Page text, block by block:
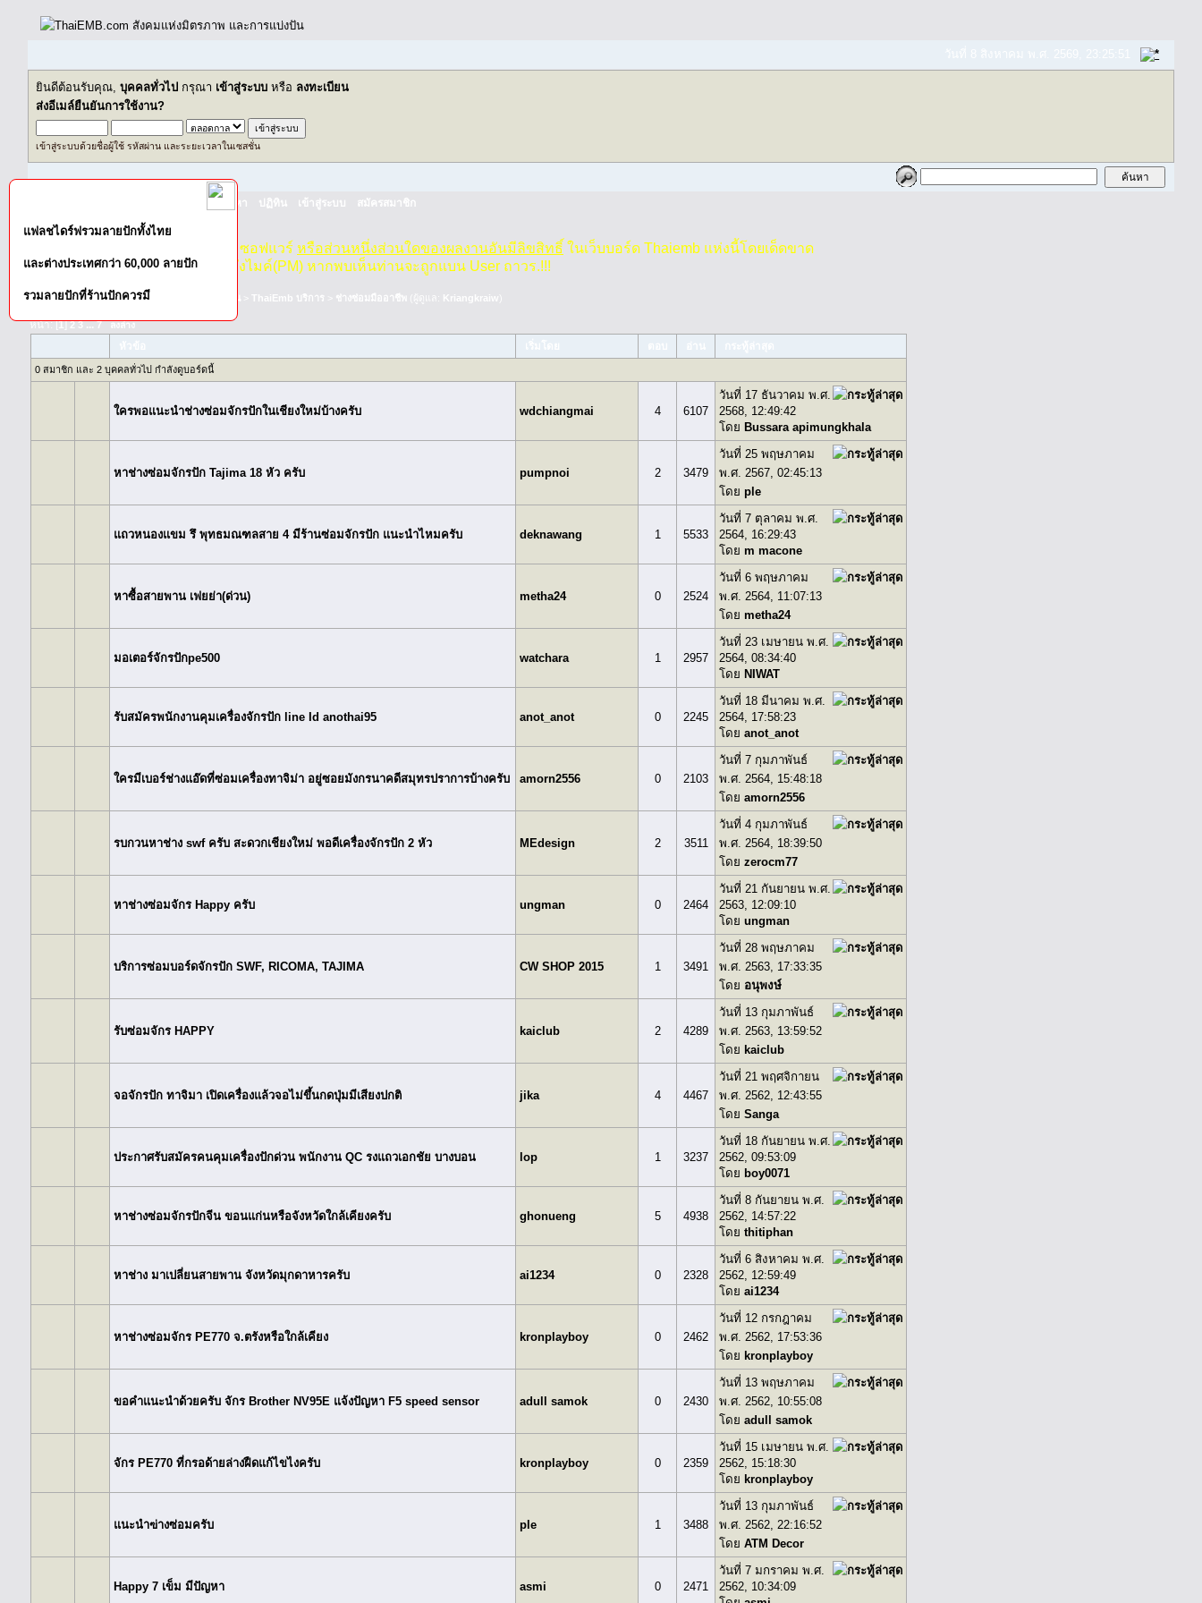
ยินดีต้อนรับคุณ, บุคคลทั่วไป กรุณา เข้าสู่ระบบ หรือ ลงทะเบียน
ส่งอีเมล์ยืนยันการใช้งาน?
เข้าสู่ระบบด้วยชื่อผู้ใช้ รหัสผ่าน และระยะเวลาในเซสชั่น
ค้นหา ปฏิทิน เข้าสู่ระบบ สมัครสมาชิก
ห้ามจำหน่าย, จ่ายแจก ซอฟแวร์ หรือส่วนหนึ่งส่วนใดของผลงานอันมีลิขสิทธิ์ ในเว็บบอร์ด Thaiemb แห่งนี้โดยเด็ดขาด
ไม่ว่าจะเป็นทางหน้าบอร์ด หรือหลังไมค์(PM) หากพบเห็นท่านจะถูกแบน User ถาวร.!!!
ThaiEMB.com สังคมแห่งมิตรภาพ และการแบ่งปัน ThaiEmb บริการ ช่างซ่อมมืออาชีพ (ผู้ดูแล: Kriangkraiw )
หน้า: [1]2 3 ...7 ลงล่าง
0 สมาชิก และ 2 บุคคลทั่วไป กำลังดูบอร์ดนี้
ใครพอแนะนำช่างซ่อมจักรปักในเชียงใหม่บ้างครับ wdchiangmai 4 6107
วันที่ 17 ธันวาคม พ.ศ.
2568, 12:49:42
โดย Bussara apimungkhala
หาช่างซ่อมจักรปัก Tajima 18 หัว ครับ pumpnoi 2 3479
วันที่ 25 พฤษภาคม
พ.ศ. 2567, 02:45:13
โดย ple
แถวหนองแขม รึ พุทธมณฑลสาย 4 มีร้านซ่อมจักรปัก แนะนำไหมครับ deknawang 1 5533
วันที่ 7 ตุลาคม พ.ศ.
2564, 16:29:43
โดย m macone
หาซื้อสายพาน เฟยย่า(ด่วน) metha24 0 2524
วันที่ 6 พฤษภาคม
พ.ศ. 2564, 11:07:13
โดย metha24
มอเตอร์จักรปักpe500 watchara 1 2957
วันที่ 23 เมษายน พ.ศ.
2564, 08:34:40
โดย NIWAT
รับสมัครพนักงานคุมเครื่องจักรปัก line Id anothai95 anot_anot 0 2245
วันที่ 18 มีนาคม พ.ศ.
2564, 17:58:23
โดย anot_anot
ใครมีเบอร์ช่างแอ๊ดที่ซ่อมเครื่องทาจิม่า อยู่ซอยมังกรนาคดีสมุทรปราการบ้างครับ amorn2556 0 2103
วันที่ 7 กุมภาพันธ์
พ.ศ. 2564, 15:48:18
โดย amorn2556
รบกวนหาช่าง swf ครับ สะดวกเชียงใหม่ พอดีเครื่องจักรปัก 2 หัว MEdesign 2 3511
วันที่ 4 กุมภาพันธ์
พ.ศ. 2564, 18:39:50
โดย zerocm77
หาช่างซ่อมจักร Happy ครับ ungman 0 2464
วันที่ 21 กันยายน พ.ศ.
2563, 12:09:10
โดย ungman
บริการซ่อมบอร์ดจักรปัก SWF, RICOMA, TAJIMA CW SHOP 2015 1 3491
วันที่ 28 พฤษภาคม
พ.ศ. 2563, 17:33:35
โดย อนุพงษ์
รับซ่อมจักร HAPPY kaiclub 2 4289
วันที่ 13 กุมภาพันธ์
พ.ศ. 2563, 13:59:52
โดย kaiclub
จอจักรปัก ทาจิมา เปิดเครื่องแล้วจอไม่ขึ้นกดปุ่มมีเสียงปกติ jika 4 4467
วันที่ 21 พฤศจิกายน
พ.ศ. 2562, 12:43:55
โดย Sanga
ประกาศรับสมัครคนคุมเครื่องปักด่วน พนักงาน QC รงแถวเอกชัย บางบอน lop 1 3237
วันที่ 18 กันยายน พ.ศ.
2562, 09:53:09
โดย boy0071
หาช่างซ่อมจักรปักจีน ขอนแก่นหรือจังหวัดใกล้เคียงครับ ghonueng 5 4938
วันที่ 8 กันยายน พ.ศ.
2562, 14:57:22
โดย thitiphan
หาช่าง มาเปลี่ยนสายพาน จังหวัดมุกดาหารครับ ai1234 0 2328
วันที่ 6 สิงหาคม พ.ศ.
2562, 12:59:49
โดย ai1234
หาช่างซ่อมจักร PE770 จ.ตรังหรือใกล้เคียง kronplayboy 0 2462
วันที่ 12 กรกฎาคม
พ.ศ. 2562, 17:53:36
โดย kronplayboy
ขอคำแนะนำด้วยครับ จักร Brother NV95E แจ้งปัญหา F5 speed sensor adull samok 0 2430
วันที่ 13 พฤษภาคม
พ.ศ. 2562, 10:55:08
โดย adull samok
จักร PE770 ที่กรอด้ายล่างฝืดแก้ไขไงครับ kronplayboy 0 2359
วันที่ 15 เมษายน พ.ศ.
2562, 15:18:30
โดย kronplayboy
แนะนำฃ่างซ่อมครับ ple 1 3488
วันที่ 13 กุมภาพันธ์
พ.ศ. 2562, 22:16:52
โดย ATM Decor
Happy 7 เข็ม มีปัญหา asmi 0 2471
วันที่ 7 มกราคม พ.ศ.
2562, 10:34:09
แฟลชไดร์ฟรวมลายปักทั้งไทย
และต่างประเทศกว่า 60,000 ลายปัก
รวมลายปักที่ร้านปักควรมี